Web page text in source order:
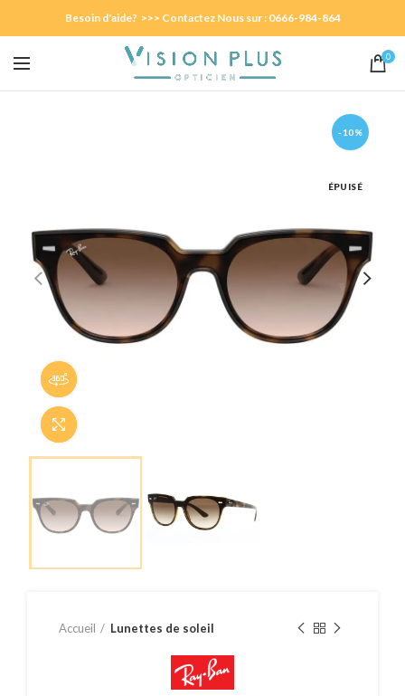
Besoin d'aide? >>> Contactez Nous sur : 0666-984-864
0
-10%
ÉPUISÉ
Accueil Lunettes de soleil